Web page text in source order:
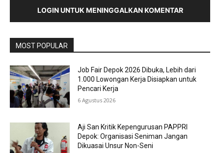
LOGIN UNTUK MENINGGALKAN KOMENTAR
MOST POPULAR
Job Fair Depok 2026 Dibuka, Lebih dari
1.000 Lowongan Kerja Disiapkan untuk
Pencari Kerja
6 Agustus 2026
Aji San Kritik Kepengurusan PAPPRI
Depok: Organisasi Seniman Jangan
Dikuasai Unsur Non-Seni